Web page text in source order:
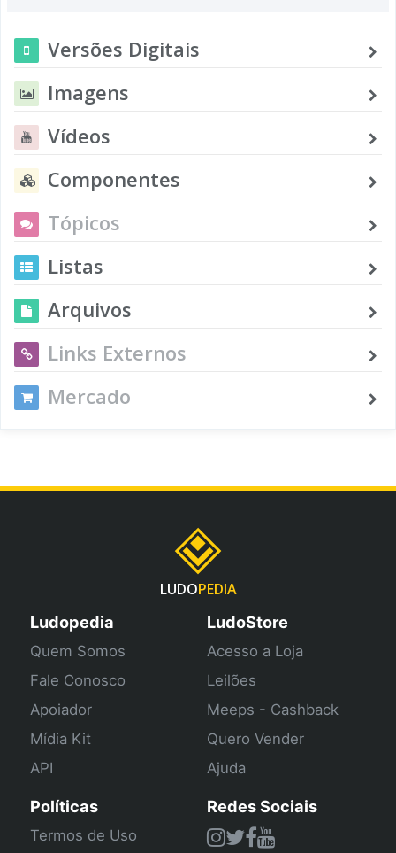
Versões Digitais
Imagens
Vídeos
Componentes
Tópicos
Listas
Arquivos
Links Externos
Mercado
LUDOPEDIA
Ludopedia
Quem Somos
Fale Conosco
Apoiador
Mídia Kit
API
LudoStore
Acesso a Loja
Leilões
Meeps - Cashback
Quero Vender
Ajuda
Políticas
Termos de Uso
Redes Sociais